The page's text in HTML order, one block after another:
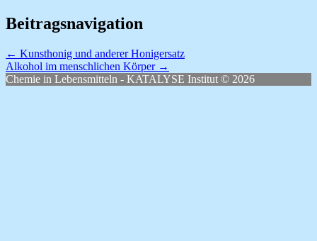
Beitragsnavigation
← Kunsthonig und anderer Honigersatz
Alkohol im menschlichen Körper →
Chemie in Lebensmitteln - KATALYSE Institut © 2026